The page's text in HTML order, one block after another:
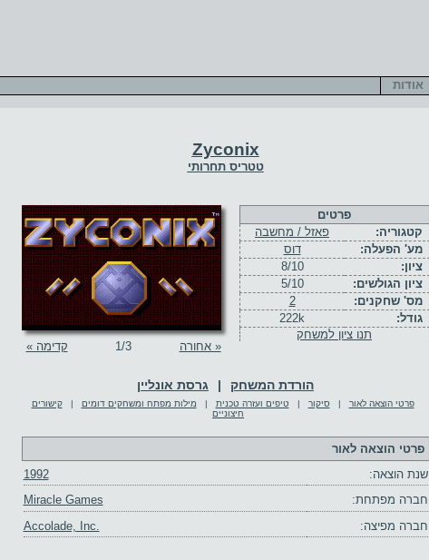
Zyconix
טטריס תחרותי
פרטים
קטגוריה:
פאזל / מחשבה
מע' הפעלה:
דוס
ציון:
8/10
ציון הגולשים:
5/10
מס' שחקנים:
2
גודל:
222k
תנו ציון למשחק
1/3 קדימה » « אחורה
הורדת המשחק | גרסת אונליין
פרטי הוצאה לאור | סיקור | טיפים ועזרה טכנית | מילות מפתח ומשחקים דומים |
קישורים
חיצוניים
פרטי הוצאה לאור
שנת הוצאה:
1992
חברה מפתחת:
Miracle Games
חברה מפיצה:
Accolade, Inc.
אודות